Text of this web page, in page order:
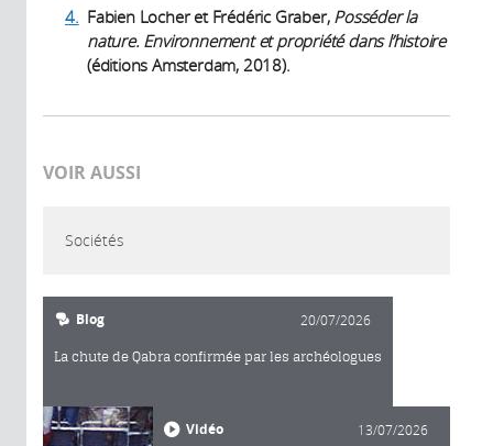
4. Fabien Locher et Frédéric Graber, Posséder la
nature. Environnement et propriété dans l’histoire
(éditions Amsterdam, 2018).
VOIR AUSSI
Sociétés
Blog 20/07/2026
La chute de Qabra confirmée par les archéologues
Vidéo 13/07/2026